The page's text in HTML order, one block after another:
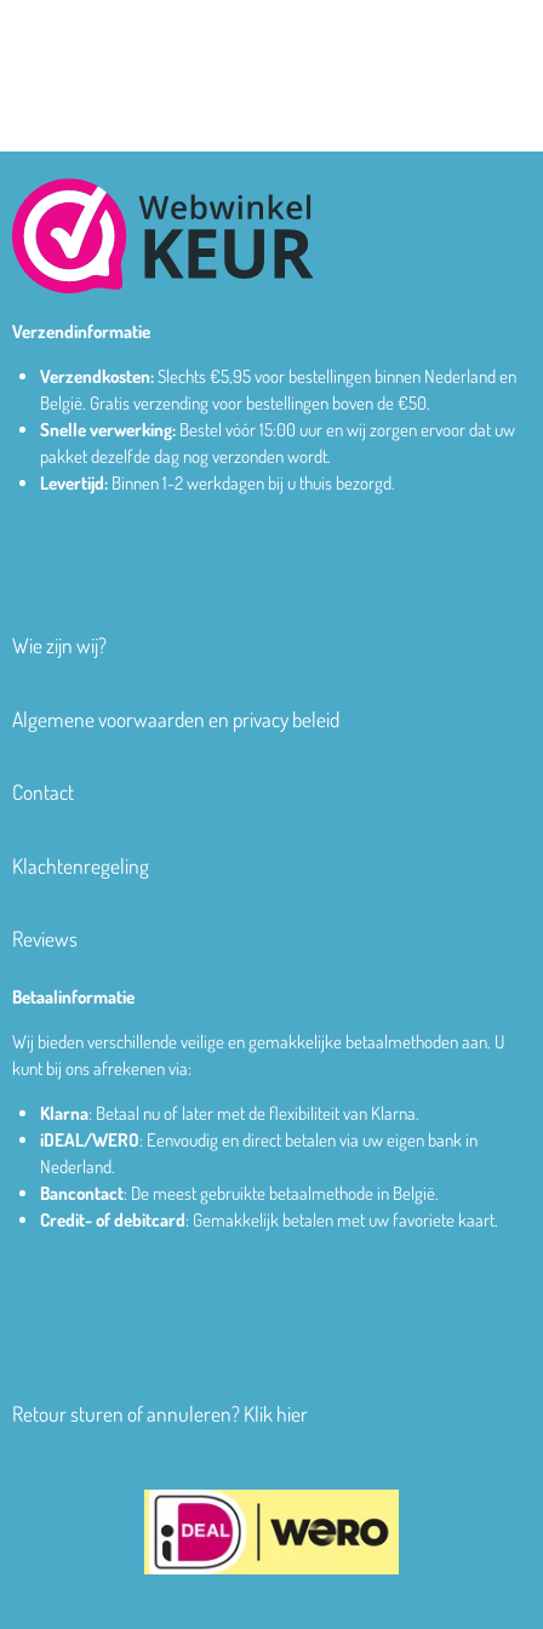
Verzendinformatie
Verzendkosten:Slechts €5,95 voor bestellingen binnen Nederland en
België. Gratis verzending voor bestellingen boven de €50.
Snelle verwerking: Bestel vóór 15:00 uur en wij zorgen ervoor dat uw
pakket dezelfde dag nog verzonden wordt.
Levertijd: Binnen 1-2 werkdagen bij u thuis bezorgd.
Wie zijn wij?
Algemene voorwaarden en privacy beleid
Contact
Klachtenregeling
Reviews
Betaalinformatie
Wij bieden verschillende veilige en gemakkelijke betaalmethoden aan. U
kunt bij ons afrekenen via:
Klarna: Betaal nu of later met de flexibiliteit van Klarna.
iDEAL/WERO: Eenvoudig en direct betalen via uw eigen bank in
Nederland.
Bancontact: De meest gebruikte betaalmethode in België.
Credit- of debitcard: Gemakkelijk betalen met uw favoriete kaart.
Retour sturen of annuleren? Klik hier